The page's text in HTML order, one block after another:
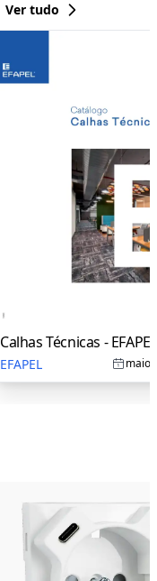
Ver tudo
Calhas Técnicas - EFAPEL
EFAPEL maio